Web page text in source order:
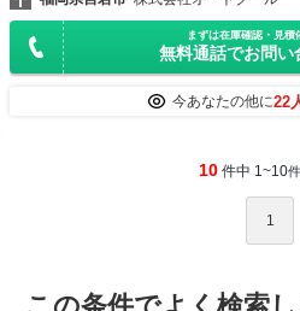
まずは在庫確認・見積
無料通話でお問い
今あなたの他に22
10 件中 1~10
1